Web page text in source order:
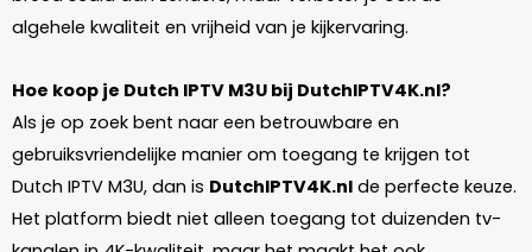
algehele kwaliteit en vrijheid van je kijkervaring.
Hoe koop je Dutch IPTV M3U bij DutchIPTV4K.nl?
Als je op zoek bent naar een betrouwbare en
gebruiksvriendelijke manier om toegang te krijgen tot
Dutch IPTV M3U, dan is DutchIPTV4K.nl de perfecte keuze.
Het platform biedt niet alleen toegang tot duizenden tv-